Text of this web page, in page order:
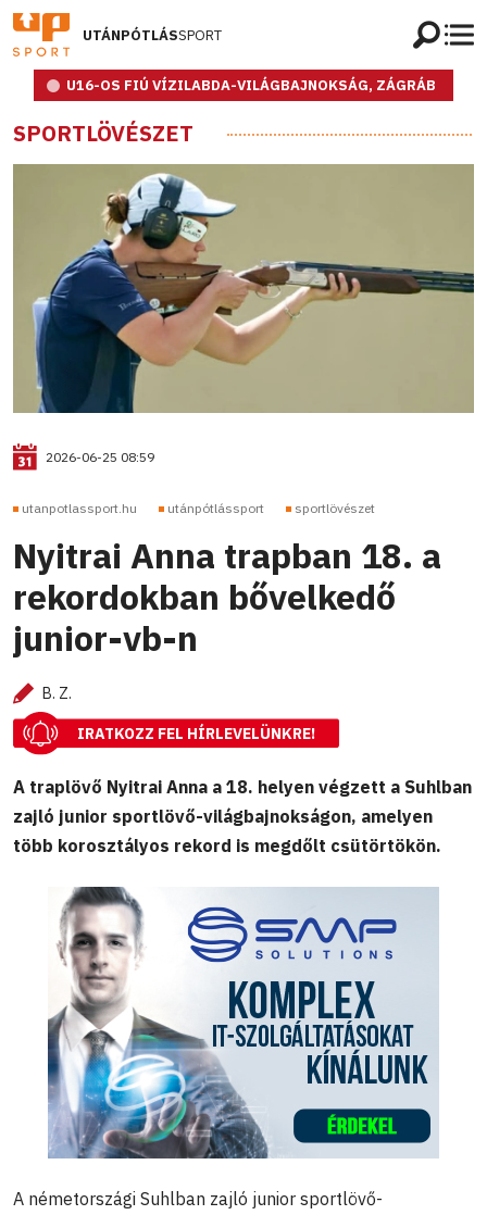
UTÁNPÓTLÁSSPORT
U16-OS FIÚ VÍZILABDA-VILÁGBAJNOKSÁG, ZÁGRÁB
SPORTLÖVÉSZET
2026-06-25 08:59
utanpotlassport.hu utánpótlássport sportlövészet
Nyitrai Anna trapban 18. a
rekordokban bővelkedő
junior-vb-n
B. Z.
IRATKOZZ FEL HÍRLEVELÜNKRE!
A traplövő Nyitrai Anna a 18. helyen végzett a Suhlban
zajló junior sportlövő-világbajnokságon, amelyen
több korosztályos rekord is megdőlt csütörtökön.
A németországi Suhlban zajló junior sportlövő-